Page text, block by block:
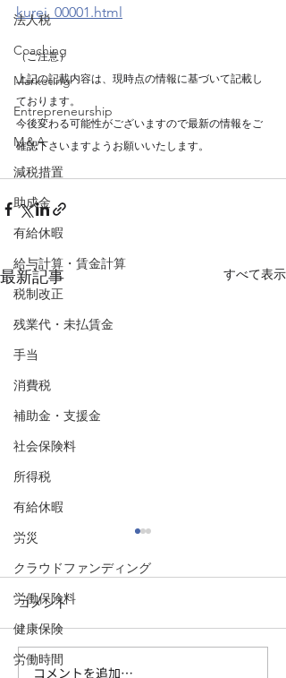
法人税
Coaching
Marketing
Entrepreneurship
M＆A
減税措置
助成金
有給休暇
給与計算・賃金計算
税制改正
残業代・未払賃金
手当
消費税
補助金・支援金
社会保険料
所得税
有給休暇
労災
クラウドファンディング
労働保険料
健康保険
労働時間
kurei_00001.html
（ご注意）
上記の記載内容は、現時点の情報に基づいて記載し
ております。
今後変わる可能性がございますので最新の情報をご
確認下さいますようお願いいたします。
最新記事 すべて表示
コメント
コメントを追加…